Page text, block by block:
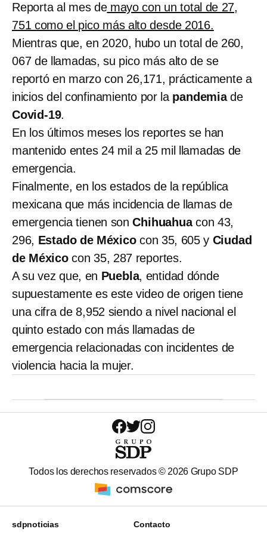
Reporta al mes demayo con un total de 27,
751 como el pico más alto desde 2016.
Mientras que, en 2020, hubo un total de 260,
067 de llamadas, su pico más alto de se
reportó en marzo con 26,171, prácticamente a
inicios del confinamiento por la pandemiade
Covid-19.
En los últimos meses los reportes se han
mantenido entes 24 mil a 25 mil llamadas de
emergencia.
Finalmente, en los estados de la república
mexicana que más incidencia de llamas de
emergencia tienen sonChihuahuacon 43,
296, Estado de Méxicocon 35, 605 y Ciudad
de Méxicocon 35, 287 reportes.
A su vez que, en Puebla, entidad dónde
supuestamente es este video de origen tiene
una cifra de 8,952 siendo a nivel nacional el
quinto estado con más llamadas de
emergencia relacionadas con incidentes de
violencia hacia la mujer.
Todos los derechos reservados © 2026 Grupo SDP
sdpnoticias Contacto